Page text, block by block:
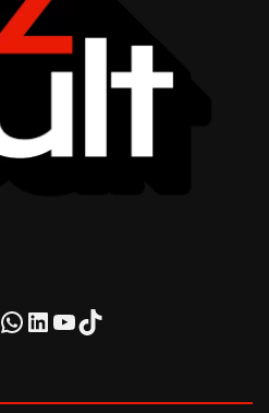
WhatsApp
LinkedIn
Youtube
TikTok